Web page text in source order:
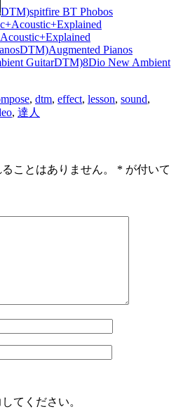
DTM)spitfire BT Phobos
DTM)Augmented Pianos
DTM)8Dio New Ambient
, dtm, effect, lesson, sound,
, 達人
ことはありません。 * が付いて
てください。